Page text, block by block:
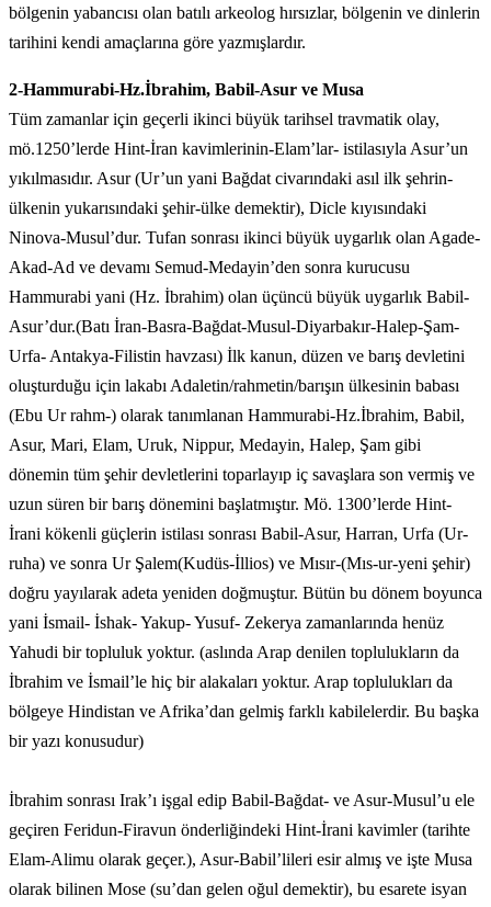
bölgenin yabancısı olan batılı arkeolog hırsızlar, bölgenin ve dinlerin
tarihini kendi amaçlarına göre yazmışlardır.
2-Hammurabi-Hz.İbrahim, Babil-Asur ve Musa
Tüm zamanlar için geçerli ikinci büyük tarihsel travmatik olay,
mö.1250’lerde Hint-İran kavimlerinin-Elam’lar- istilasıyla Asur’un
yıkılmasıdır. Asur (Ur’un yani Bağdat civarındaki asıl ilk şehrin-
ülkenin yukarısındaki şehir-ülke demektir), Dicle kıyısındaki
Ninova-Musul’dur. Tufan sonrası ikinci büyük uygarlık olan Agade-
Akad-Ad ve devamı Semud-Medayin’den sonra kurucusu
Hammurabi yani (Hz. İbrahim) olan üçüncü büyük uygarlık Babil-
Asur’dur.(Batı İran-Basra-Bağdat-Musul-Diyarbakır-Halep-Şam-
Urfa- Antakya-Filistin havzası) İlk kanun, düzen ve barış devletini
oluşturduğu için lakabı Adaletin/rahmetin/barışın ülkesinin babası
(Ebu Ur rahm-) olarak tanımlanan Hammurabi-Hz.İbrahim, Babil,
Asur, Mari, Elam, Uruk, Nippur, Medayin, Halep, Şam gibi
dönemin tüm şehir devletlerini toparlayıp iç savaşlara son vermiş ve
uzun süren bir barış dönemini başlatmıştır. Mö. 1300’lerde Hint-
İrani kökenli güçlerin istilası sonrası Babil-Asur, Harran, Urfa (Ur-
ruha) ve sonra Ur Şalem(Kudüs-İllios) ve Mısır-(Mıs-ur-yeni şehir)
doğru yayılarak adeta yeniden doğmuştur. Bütün bu dönem boyunca
yani İsmail- İshak- Yakup- Yusuf- Zekerya zamanlarında henüz
Yahudi bir topluluk yoktur. (aslında Arap denilen toplulukların da
İbrahim ve İsmail’le hiç bir alakaları yoktur. Arap toplulukları da
bölgeye Hindistan ve Afrika’dan gelmiş farklı kabilelerdir. Bu başka
bir yazı konusudur)
İbrahim sonrası Irak’ı işgal edip Babil-Bağdat- ve Asur-Musul’u ele
geçiren Feridun-Firavun önderliğindeki Hint-İrani kavimler (tarihte
Elam-Alimu olarak geçer.), Asur-Babil’lileri esir almış ve işte Musa
olarak bilinen Mose (su’dan gelen oğul demektir), bu esarete isyan